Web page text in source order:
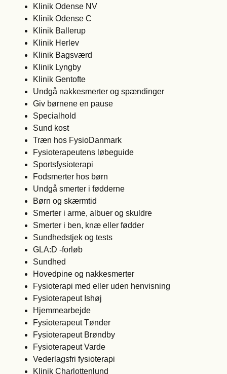
Klinik Odense NV
Klinik Odense C
Klinik Ballerup
Klinik Herlev
Klinik Bagsværd
Klinik Lyngby
Klinik Gentofte
Undgå nakkesmerter og spændinger
Giv børnene en pause
Specialhold
Sund kost
Træn hos FysioDanmark
Fysioterapeutens løbeguide
Sportsfysioterapi
Fodsmerter hos børn
Undgå smerter i fødderne
Børn og skærmtid
Smerter i arme, albuer og skuldre
Smerter i ben, knæ eller fødder
Sundhedstjek og tests
GLA:D -forløb
Sundhed
Hovedpine og nakkesmerter
Fysioterapi med eller uden henvisning
Fysioterapeut Ishøj
Hjemmearbejde
Fysioterapeut Tønder
Fysioterapeut Brøndby
Fysioterapeut Varde
Vederlagsfri fysioterapi
Klinik Charlottenlund